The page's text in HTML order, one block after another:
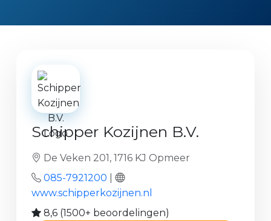
Schipper Kozijnen B.V.
De Veken 201, 1716 KJ Opmeer
085-7921200
www.schipperkozijnen.nl
8,6 (1500+ beoordelingen)